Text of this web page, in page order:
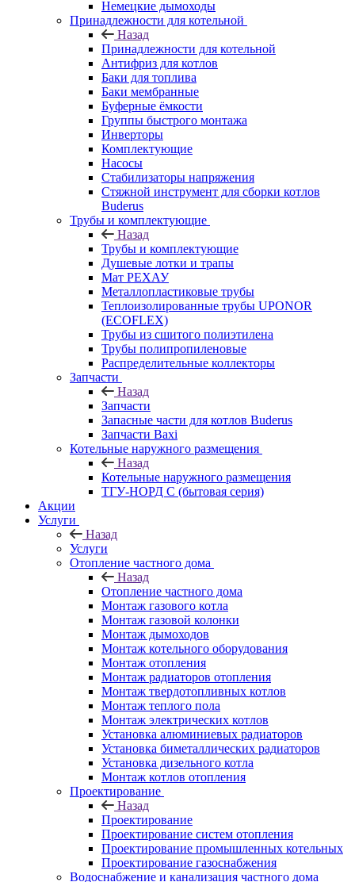
Немецкие дымоходы
Принадлежности для котельной
Назад
Принадлежности для котельной
Антифриз для котлов
Баки для топлива
Баки мембранные
Буферные ёмкости
Группы быстрого монтажа
Инверторы
Комплектующие
Насосы
Стабилизаторы напряжения
Стяжной инструмент для сборки котлов
Buderus
Трубы и комплектующие
Назад
Трубы и комплектующие
Душевые лотки и трапы
Мат РЕХАУ
Металлопластиковые трубы
Теплоизолированные трубы UPONOR
(ECOFLEX)
Трубы из сшитого полиэтилена
Трубы полипропиленовые
Распределительные коллекторы
Запчасти
Назад
Запчасти
Запасные части для котлов Buderus
Запчасти Baxi
Котельные наружного размещения
Назад
Котельные наружного размещения
ТГУ-НОРД С (бытовая серия)
Акции
Услуги
Назад
Услуги
Отопление частного дома
Назад
Отопление частного дома
Монтаж газового котла
Монтаж газовой колонки
Монтаж дымоходов
Монтаж котельного оборудования
Монтаж отопления
Монтаж радиаторов отопления
Монтаж твердотопливных котлов
Монтаж теплого пола
Монтаж электрических котлов
Установка алюминиевых радиаторов
Установка биметаллических радиаторов
Установка дизельного котла
Монтаж котлов отопления
Проектирование
Назад
Проектирование
Проектирование систем отопления
Проектирование промышленных котельных
Проектирование газоснабжения
Водоснабжение и канализация частного дома